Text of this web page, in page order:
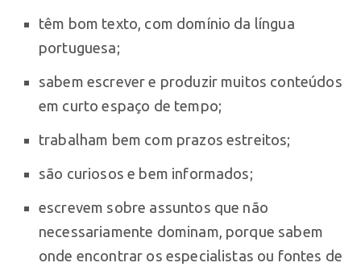
têm bom texto, com domínio da língua
portuguesa;
sabem escrever e produzir muitos conteúdos
em curto espaço de tempo;
trabalham bem com prazos estreitos;
são curiosos e bem informados;
escrevem sobre assuntos que não
necessariamente dominam, porque sabem
onde encontrar os especialistas ou fontes de